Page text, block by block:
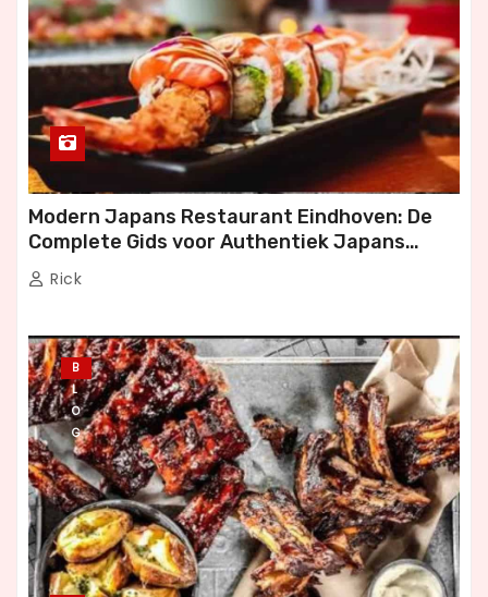
Modern Japans Restaurant Eindhoven: De
Complete Gids voor Authentiek Japans
Dineren
Rick
B
L
O
G